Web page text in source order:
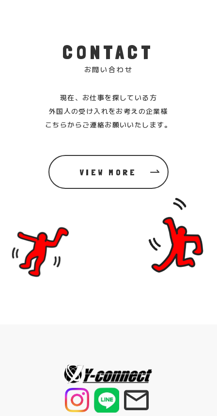
CONTACT
お問い合わせ
現在、お仕事を探している方
外国人の受け入れをお考えの企業様
こちらからご連絡お願いいたします。
VIEW MORE